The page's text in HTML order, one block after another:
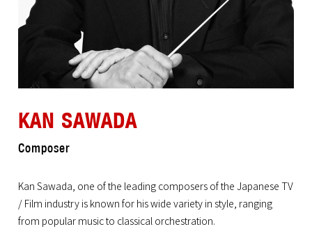
KAN SAWADA
Composer
Kan Sawada, one of the leading composers of the Japanese TV
/ Film industry is known for his wide variety in style, ranging
from popular music to classical orchestration.